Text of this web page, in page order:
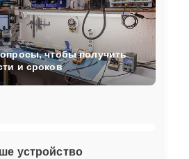
устройство
чтобы получить
и сроков